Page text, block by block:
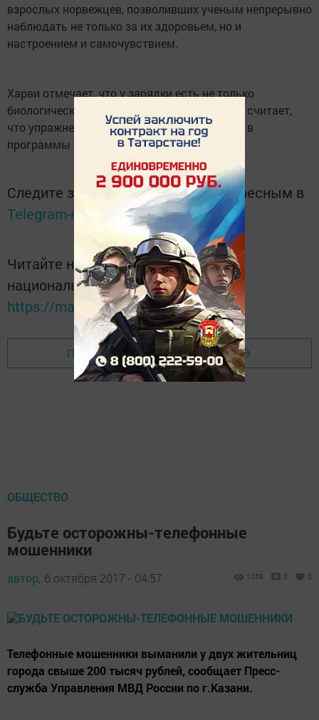
взрослых норвежцев, позволивших ученым непрерывно
наблюдать не только за их здоровьем, но и
настроением и самочувствием.
Харви отмечает, что у зарядки есть не только
биологические, но и социальные плюсы. Он считает,
что упражнения необходимо интегрировать в
программы по борьбе с депрессией.
Следите за самым важным и интересным в
Telegram-канале
Татмедиа
Читайте новости Татарстана в
национальном мессенджере MАХ:
https://max.ru/tatmedia
Перейти на страницу новости
ОБЩЕСТВО
Будьте осторожны-телефонные
мошенники
автор, 6 октября 2017 - 04:57 1059 0 0
Телефонные мошенники выманили у двух жительниц
города свыше 200 тысяч рублей, сообщает Пресс-
служба Управления МВД России по г.Казани.